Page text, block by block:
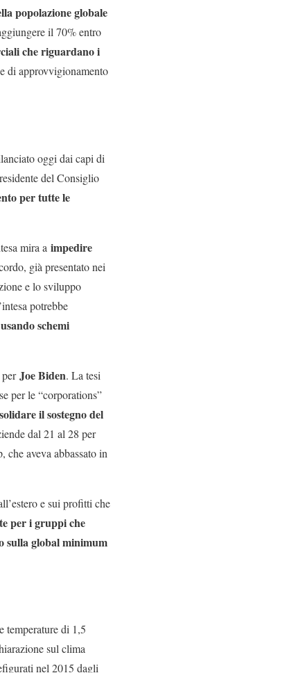
popolazione globale
il 70% entro
che riguardano i
di approvvigionamento
oggi dai capi di
del Consiglio
per tutte le
mira a impedire
già presentato nei
e lo sviluppo
potrebbe
schemi
Joe Biden. La tesi
per le “corporations”
il sostegno del
dal 21 al 28 per
che aveva abbassato in
e sui profitti che
per i gruppi che
sulla global minimum
temperature di 1,5
sul clima
nel 2015 dagli